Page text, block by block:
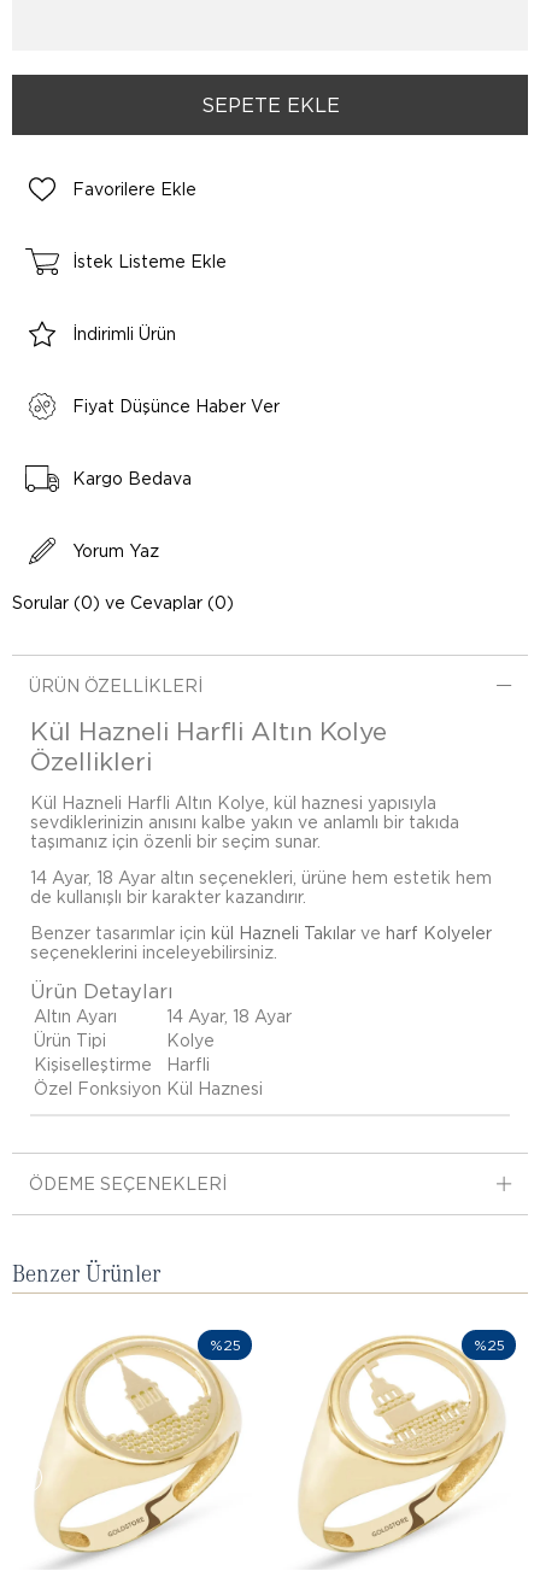
Favorilere Ekle
İstek Listeme Ekle
İndirimli Ürün
Fiyat Düşünce Haber Ver
Kargo Bedava
Yorum Yaz
Sorular (0) ve Cevaplar (0)
ÜRÜN ÖZELLIKLERI
Kül Hazneli Harfli Altın Kolye
Özellikleri
Kül Hazneli Harfli Altın Kolye, kül haznesi yapısıyla
sevdiklerinizin anısını kalbe yakın ve anlamlı bir takıda
taşımanız için özenli bir seçim sunar.
14 Ayar, 18 Ayar altın seçenekleri, ürüne hem estetik hem
de kullanışlı bir karakter kazandırır.
Benzer tasarımlar için kül Hazneli Takılar ve harf Kolyeler
seçeneklerini inceleyebilirsiniz.
Ürün Detayları
Altın Ayarı
14 Ayar, 18 Ayar
Ürün Tipi
Kolye
Kişiselleştirme
Harfli
Özel Fonksiyon Kül Haznesi
ÖDEME SEÇENEKLERI
Benzer Ürünler
%25 %25